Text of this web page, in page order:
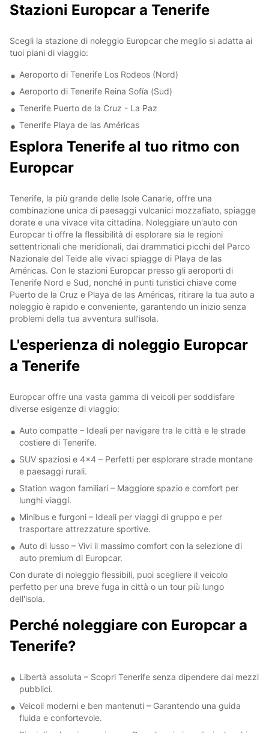
Stazioni Europcar a Tenerife
Scegli la stazione di noleggio Europcar che meglio si adatta ai
tuoi piani di viaggio:
Aeroporto di Tenerife Los Rodeos (Nord)
Aeroporto di Tenerife Reina Sofía (Sud)
Tenerife Puerto de la Cruz - La Paz
Tenerife Playa de las Américas
Esplora Tenerife al tuo ritmo con
Europcar
Tenerife, la più grande delle Isole Canarie, offre una
combinazione unica di paesaggi vulcanici mozzafiato, spiagge
dorate e una vivace vita cittadina. Noleggiare un'auto con
Europcar ti offre la flessibilità di esplorare sia le regioni
settentrionali che meridionali, dai drammatici picchi del Parco
Nazionale del Teide alle vivaci spiagge di Playa de las
Américas. Con le stazioni Europcar presso gli aeroporti di
Tenerife Nord e Sud, nonché in punti turistici chiave come
Puerto de la Cruz e Playa de las Américas, ritirare la tua auto a
noleggio è rapido e conveniente, garantendo un inizio senza
problemi della tua avventura sull'isola.
L'esperienza di noleggio Europcar
a Tenerife
Europcar offre una vasta gamma di veicoli per soddisfare
diverse esigenze di viaggio:
Auto compatte – Ideali per navigare tra le città e le strade
costiere di Tenerife.
SUV spaziosi e 4x4 – Perfetti per esplorare strade montane
e paesaggi rurali.
Station wagon familiari – Maggiore spazio e comfort per
lunghi viaggi.
Minibus e furgoni – Ideali per viaggi di gruppo e per
trasportare attrezzature sportive.
Auto di lusso – Vivi il massimo comfort con la selezione di
auto premium di Europcar.
Con durate di noleggio flessibili, puoi scegliere il veicolo
perfetto per una breve fuga in città o un tour più lungo
dell'isola.
Perché noleggiare con Europcar a
Tenerife?
Libertà assoluta – Scopri Tenerife senza dipendere dai mezzi
pubblici.
Veicoli moderni e ben mantenuti – Garantendo una guida
fluida e confortevole.